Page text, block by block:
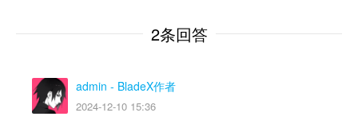
2条回答
admin - BladeX作者
2024-12-10 15:36